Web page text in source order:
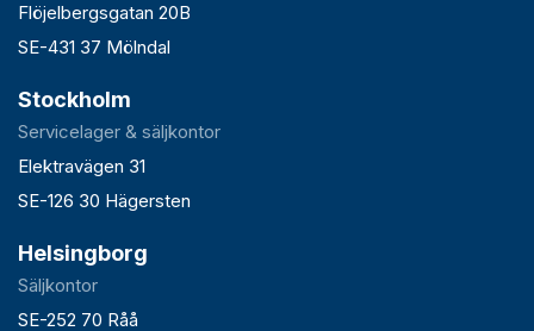
Flöjelbergsgatan 20B
SE-431 37 Mölndal
Stockholm
Servicelager & säljkontor
Elektravägen 31
SE-126 30 Hägersten
Helsingborg
Säljkontor
SE-252 70 Råå